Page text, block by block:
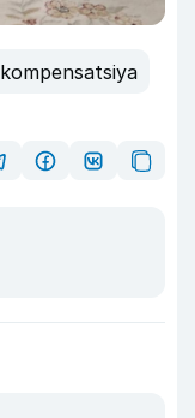
kompensatsiya